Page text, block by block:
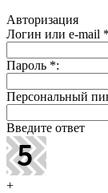
Авторизация
Логин или e-mail *
Пароль *:
Персональный
Введите ответ
+